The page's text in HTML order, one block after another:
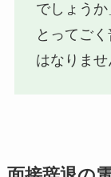
でしょう
とってご
はなりませ